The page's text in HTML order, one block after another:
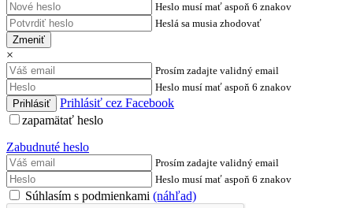
Heslo musí mať aspoň 6 znakov
Heslá sa musia zhodovať
Zmeniť
×
Prosím zadajte validný email
Heslo musí mať aspoň 6 znakov
Prihlásiť cez Facebook
zapamätať heslo
Zabudnuté heslo
Prosím zadajte validný email
Heslo musí mať aspoň 6 znakov
Súhlasím s podmienkami (náhľad)